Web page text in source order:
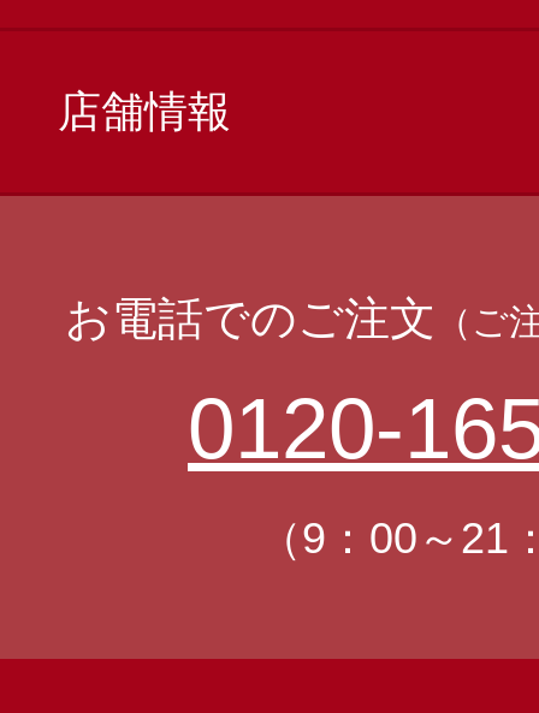
店舗情報
お電話でのご注文 （ご
0120-
（9：00～21